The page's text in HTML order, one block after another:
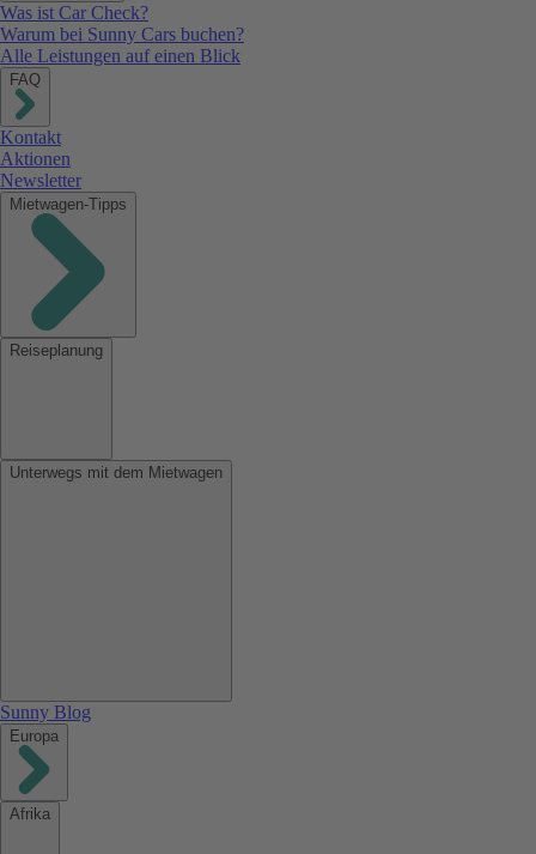
Was ist Car Check?
Warum bei Sunny Cars buchen?
Alle Leistungen auf einen Blick
FAQ
Kontakt
Aktionen
Newsletter
Mietwagen-Tipps
Reiseplanung
Unterwegs mit dem Mietwagen
Sunny Blog
Europa
Afrika